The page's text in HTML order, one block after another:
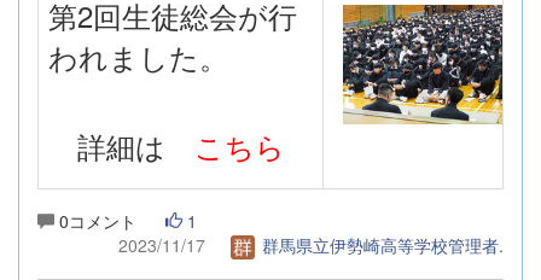
第2回生徒総会が行
われました。
詳細は こちら
0コメント
1
2023/11/17
群馬県立伊勢崎高等学校管理者.